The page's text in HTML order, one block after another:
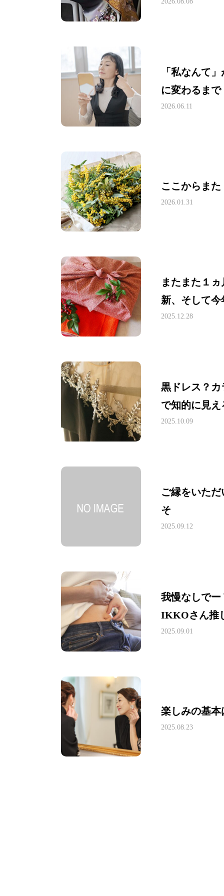
「私なんて
に変わるまで
2026.06.11
ここからまた
2026.01.31
またまた１
新、そして
2025.12.28
黒ドレス？
で知的に見え
2025.10.09
ご縁をいた
そ
2025.09.12
我慢なしで
IKKOさん推
2025.09.01
楽しみの基本
2025.08.23